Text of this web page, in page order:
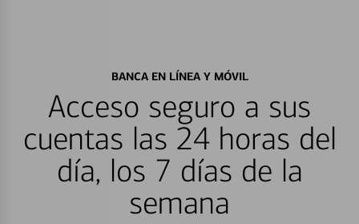
BANCA EN LÍNEA Y MÓVIL
Acceso seguro a sus
cuentas las 24 horas del
día, los 7 días de la
semana